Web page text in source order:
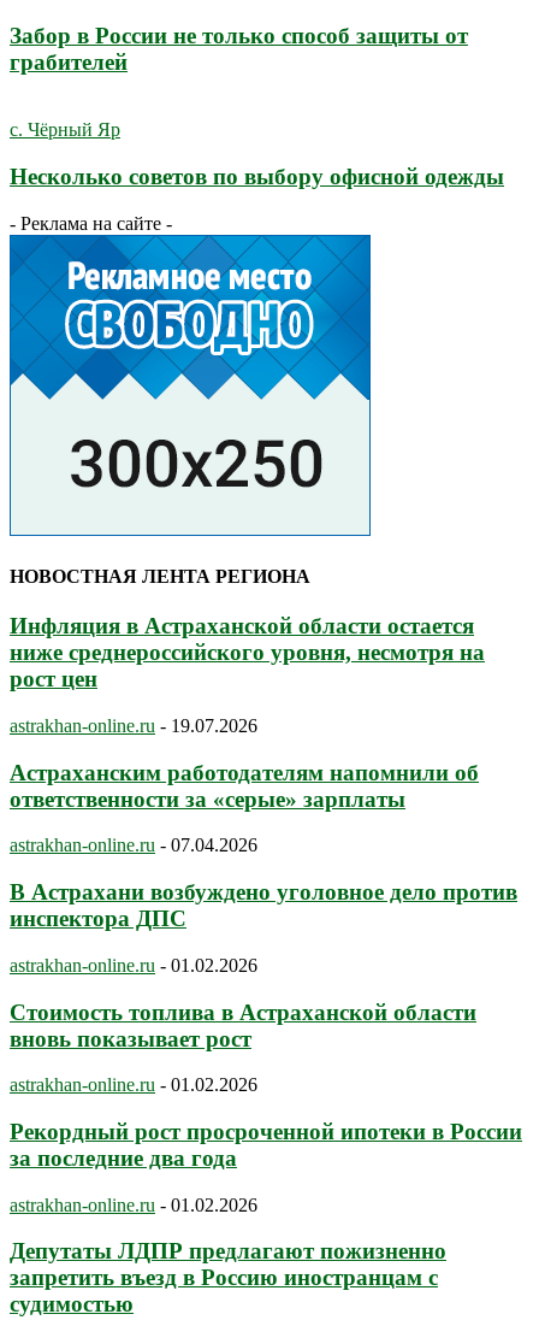
Забор в России не только способ защиты от
грабителей
с. Чёрный Яр
Несколько советов по выбору офисной одежды
- Реклама на сайте -
НОВОСТНАЯ ЛЕНТА РЕГИОНА
Инфляция в Астраханской области остается
ниже среднероссийского уровня, несмотря на
рост цен
astrakhan-online.ru - 19.07.2026
Астраханским работодателям напомнили об
ответственности за «серые» зарплаты
astrakhan-online.ru - 07.04.2026
В Астрахани возбуждено уголовное дело против
инспектора ДПС
astrakhan-online.ru - 01.02.2026
Стоимость топлива в Астраханской области
вновь показывает рост
astrakhan-online.ru - 01.02.2026
Рекордный рост просроченной ипотеки в России
за последние два года
astrakhan-online.ru - 01.02.2026
Депутаты ЛДПР предлагают пожизненно
запретить въезд в Россию иностранцам с
судимостью